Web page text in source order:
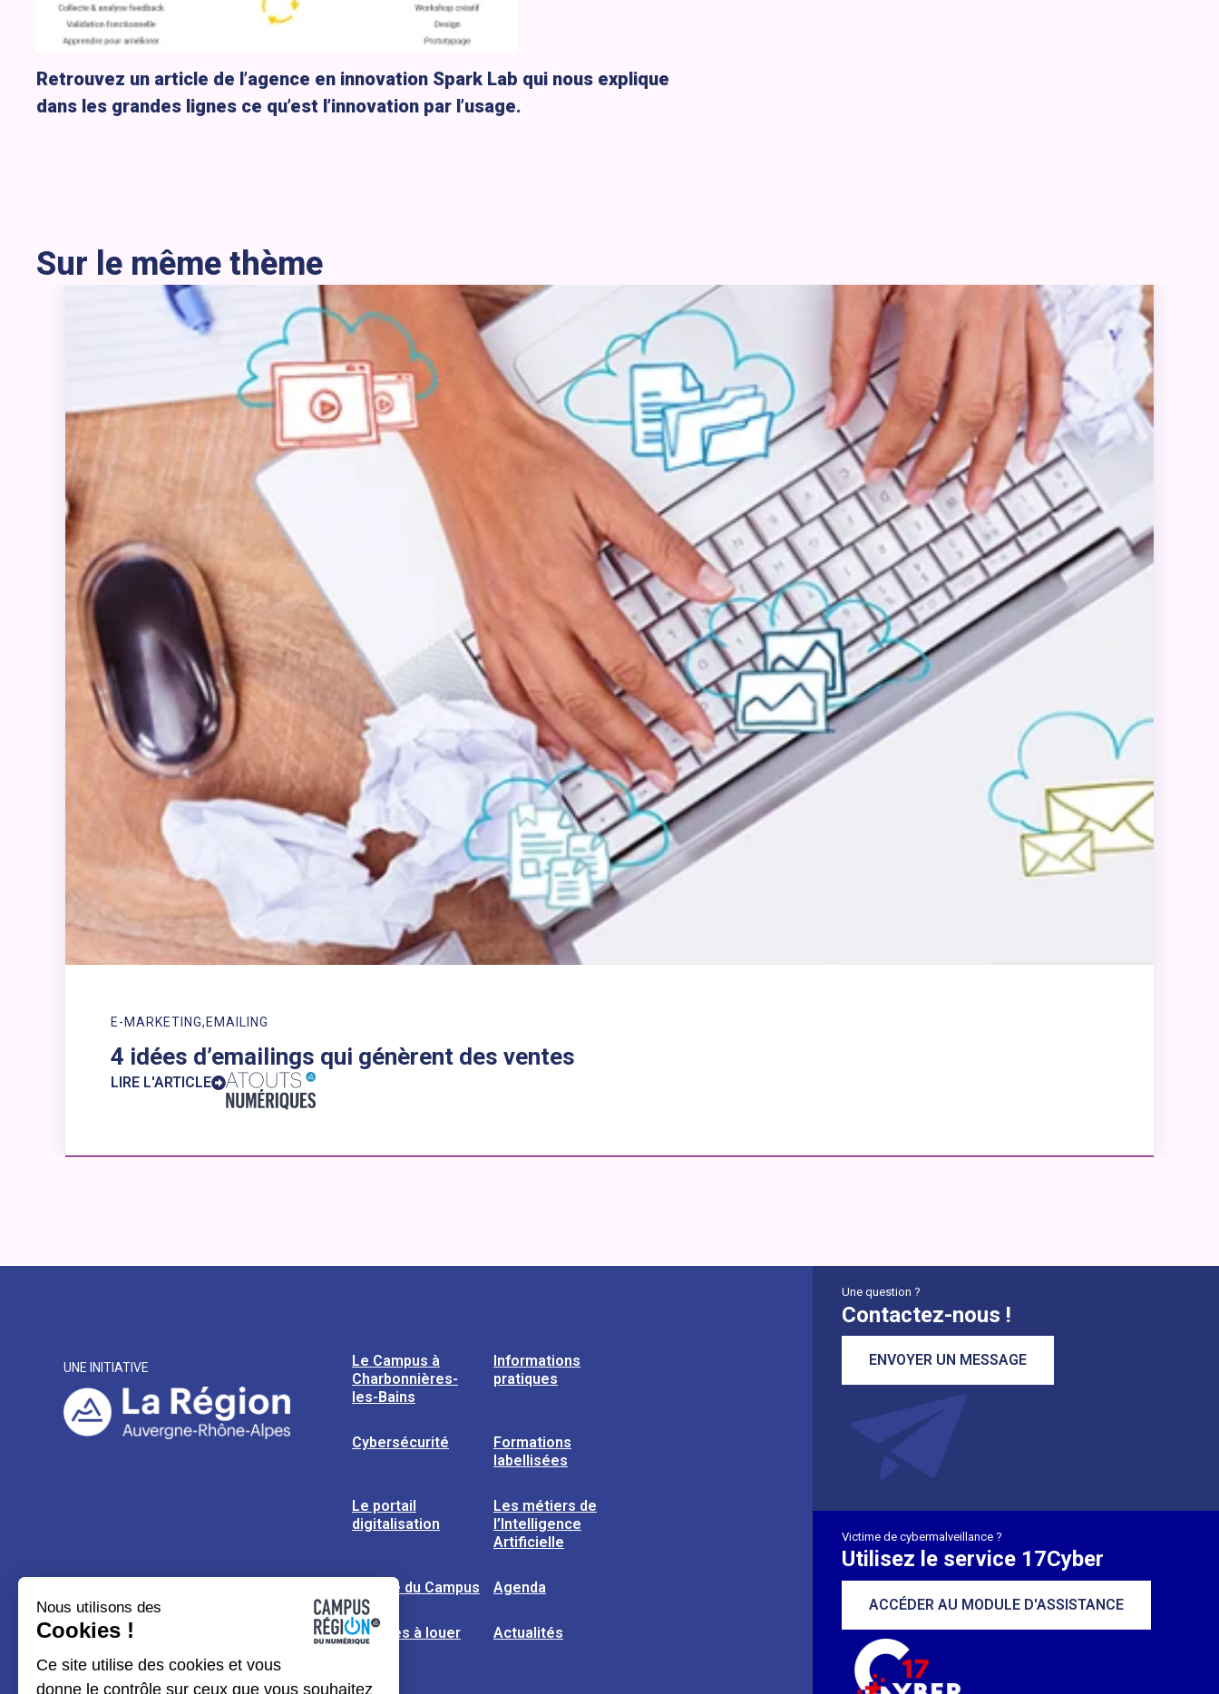
Retrouvez un article de l’agence en innovation Spark Lab qui nous explique
dans les grandes lignes ce qu’est l’innovation par l’usage.
Sur le même thème
E-MARKETING EMAILING
4 idées d’emailings qui génèrent des ventes
LIRE L'ARTICLE
UNE INITIATIVE
Le Campus à
Charbonnières-
les-Bains
Informations
pratiques
Cybersécurité
Formations
labellisées
Le portail
digitalisation
Les métiers de
l’Intelligence
Artificielle
L’usine du Campus Agenda
Espaces à louer Actualités
Une question ?
Contactez-nous !
ENVOYER UN MESSAGE
Victime de cybermalveillance ?
Utilisez le service 17Cyber
ACCÉDER AU MODULE D'ASSISTANCE
Nous utilisons des
Cookies !
Ce site utilise des cookies et vous
donne le contrôle sur ceux que vous souhaitez